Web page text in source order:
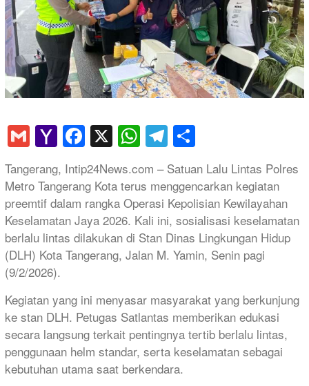
GmailYahoo
Mail
Facebook
X WhatsApp
Telegram
Tangerang, Intip24News.com – Satuan Lalu Lintas Polres
Metro Tangerang Kota terus menggencarkan kegiatan
preemtif dalam rangka Operasi Kepolisian Kewilayahan
Keselamatan Jaya 2026. Kali ini, sosialisasi keselamatan
berlalu lintas dilakukan di Stan Dinas Lingkungan Hidup
(DLH) Kota Tangerang, Jalan M. Yamin, Senin pagi
(9/2/2026).
Kegiatan yang ini menyasar masyarakat yang berkunjung
ke stan DLH. Petugas Satlantas memberikan edukasi
secara langsung terkait pentingnya tertib berlalu lintas,
penggunaan helm standar, serta keselamatan sebagai
kebutuhan utama saat berkendara.